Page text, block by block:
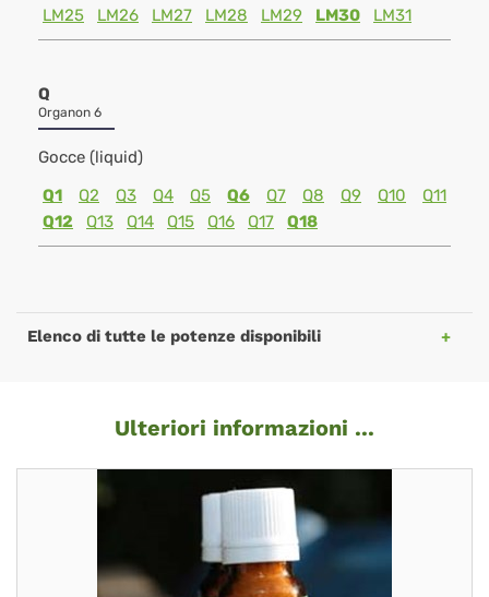
LM25
LM26 LM27 LM28 LM29 LM30 LM31
Q
Organon 6
Gocce (liquid)
Q1
Q2 Q3 Q4 Q5 Q6 Q7 Q8 Q9 Q10
Q11
Q12
Q13 Q14 Q15 Q16 Q17 Q18
Elenco di tutte le potenze disponibili
Ulteriori informazioni ...